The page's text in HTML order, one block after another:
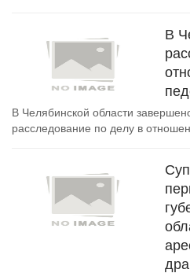
В
В Челябинской области
расследование по делу в